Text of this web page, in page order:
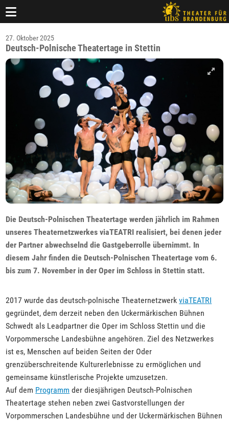
27. Oktober 2025
Deutsch-Polnische Theatertage in Stettin
Die Deutsch-Polnischen Theatertage werden jährlich im Rahmen
unseres Theaternetzwerkes viaTEATRI realisiert, bei denen jeder
der Partner abwechselnd die Gastgeberrolle übernimmt. In
diesem Jahr finden die Deutsch-Polnischen Theatertage vom 6.
bis zum 7. November in der Oper im Schloss in Stettin statt.
2017 wurde das deutsch-polnische TheaternetzwerkviaTEATRI
gegründet, dem derzeit neben den Uckermärkischen Bühnen
Schwedt als Leadpartner die Oper im Schloss Stettin und die
Vorpommersche Landesbühne angehören. Ziel des Netzwerkes
ist es, Menschen auf beiden Seiten der Oder
grenzüberschreitende Kulturerlebnisse zu ermöglichen und
gemeinsame künstlerische Projekte umzusetzen.
Auf dem Programm der diesjährigen Deutsch-Polnischen
Theatertage stehen neben zwei Gastvorstellungen der
Vorpommerschen Landesbühne und der Uckermärkischen Bühnen